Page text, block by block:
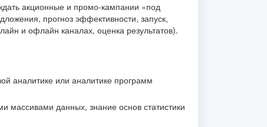
акционные и промо‑кампании «под
прогноз эффективности, запуск,
и офлайн каналах, оценка результатов).
аналитике или аналитике программ
массивами данных, знание основ статистики